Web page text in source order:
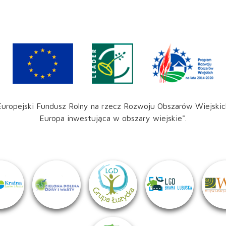
Fundusz Rolny na rzecz Rozwoju Obszarów
Europa inwestująca w obszary wiejskie".